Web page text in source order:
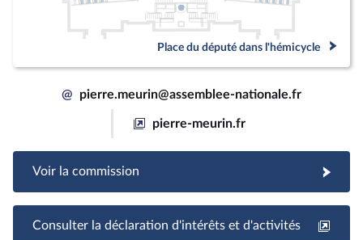
Place du député dans l'hémicycle
@ pierre.meurin@assemblee-nationale.fr
pierre-meurin.fr
Voir la commission
Consulter la déclaration d'intérêts et d'activités